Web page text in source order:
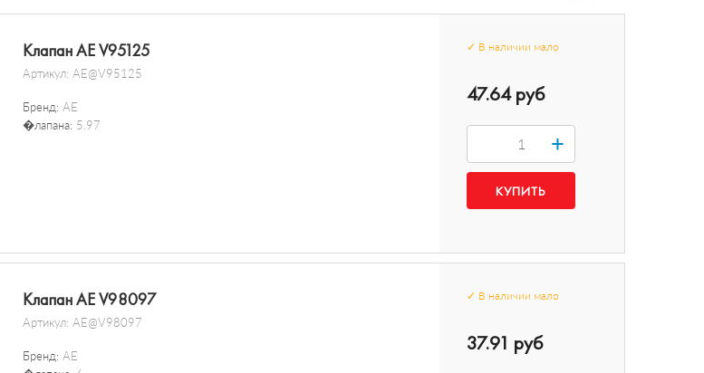
Клапан AE V95125
Артикул: AE@V95125
Бренд: AE
�лапана: 5.97
✓ В наличии мало
47.64 руб
+
Клапан AE V98097
Артикул: AE@V98097
Бренд: AE
✓ В наличии мало
37.91 руб